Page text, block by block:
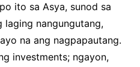
ito sa Asya, sunod sa
laging nangungutang,
na ang nagpapautang.
investments; ngayon,